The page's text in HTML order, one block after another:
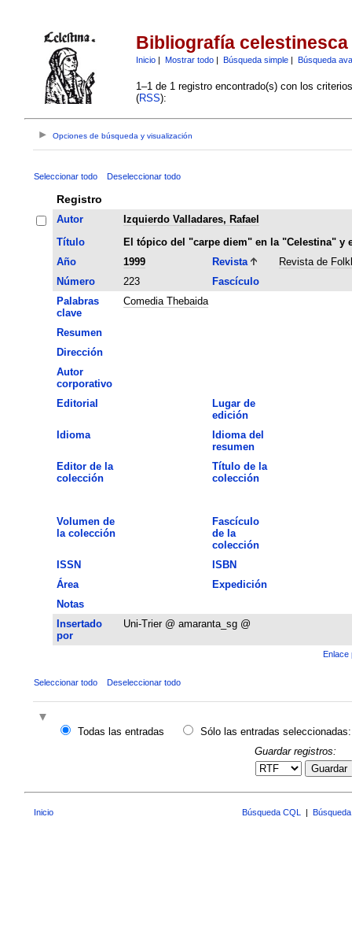
Bibliografía celestinesca
Inicio| Mostrar todo| Búsqueda simple| Búsqueda
1–1 de 1 registro encontrado(s) con los
(RSS):
Opciones de búsqueda y visualización
Seleccionar todo Deseleccionar todo
Registro
Autor
Izquierdo Valladares, Rafael
Título
El tópico del "carpe diem" en la "Celestina" y
Año
1999 Revista
Revista de
Número
223
Fascículo
Palabras
clave
Comedia Thebaida
Resumen
Dirección
Autor
corporativo
Editorial
Lugar de
edición
Idioma
Idioma del
resumen
Editor de la
colección
Título de la
colección
Volumen de
la colección
Fascículo
de la
colección
ISSN
ISBN
Área
Expedición
Notas
Insertado
por
Uni-Trier @ amaranta_sg @
Enlace
Seleccionar todo Deseleccionar todo
Todas las entradas
Sólo las entradas seleccionadas:
Guardar registros:
Guardar
Inicio Búsqueda CQL